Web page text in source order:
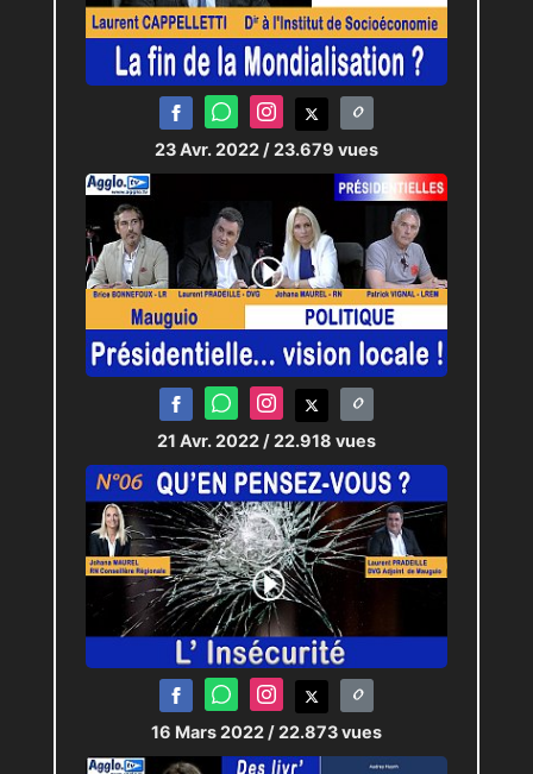
23 Avr. 2022 / 23.679 vues
21 Avr. 2022 / 22.918 vues
16 Mars 2022 / 22.873 vues